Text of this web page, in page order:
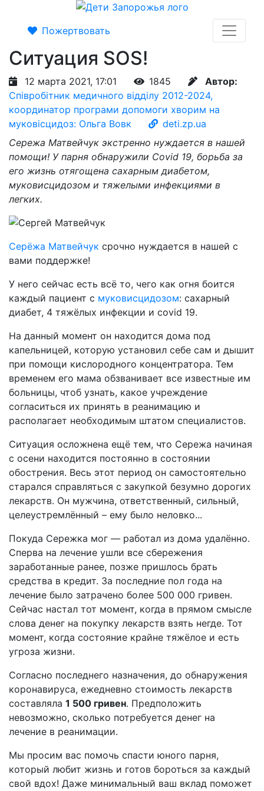
Пожертвовать
Ситуация SOS!
12 марта 2021, 17:01 1845
Автор:
Співробітник медичного відділу 2012-2024,
координатор програми допомоги хворим на
муковісцидоз: Ольга Вовк
deti.zp.ua
Сережа Матвейчук экстренно нуждается в нашей
помощи! У парня обнаружили Сovid 19, борьба за
его жизнь отягощена сахарным диабетом,
муковисцидозом и тяжелыми инфекциями в
легких.
Серёжа Матвейчук срочно нуждается в нашей с
вами поддержке!
У него сейчас есть всё то, чего как огня боится
каждый пациент с муковисцидозом: сахарный
диабет, 4 тяжёлых инфекции и covid 19.
На данный момент он находится дома под
капельницей, которую установил себе сам и дышит
при помощи кислородного концентратора. Тем
временем его мама обзванивает все известные им
больницы, чтоб узнать, какое учреждение
согласиться их принять в реанимацию и
располагает необходимым штатом специалистов.
Ситуация осложнена ещё тем, что Сережа начиная
с осени находится постоянно в состоянии
обострения. Весь этот период он самостоятельно
старался справляться с закупкой безумно дорогих
лекарств. Он мужчина, ответственный, сильный,
целеустремлённый – ему было неловко...
Покуда Сережка мог — работал из дома удалённо.
Сперва на лечение ушли все сбережения
заработанные ранее, позже пришлось брать
средства в кредит. За последние пол года на
лечение было затрачено более 500 000 гривен.
Сейчас настал тот момент, когда в прямом смысле
слова денег на покупку лекарств взять негде. Тот
момент, когда состояние крайне тяжёлое и есть
угроза жизни.
Согласно последнего назначения, до обнаружения
коронавируса, ежедневно стоимость лекарств
составляла 1 500 гривен. Предположить
невозможно, сколько потребуется денег на
лечение в реанимации.
Мы просим вас помочь спасти юного парня,
который любит жизнь и готов бороться за каждый
свой вдох! Даже минимальный ваш вклад поможет